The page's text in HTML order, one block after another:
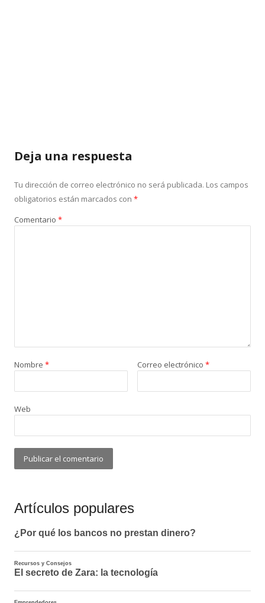
Deja una respuesta
Tu dirección de correo electrónico no será publicada. Los campos
obligatorios están marcados con *
Comentario *
Nombre * Correo electrónico *
Web
Artículos populares